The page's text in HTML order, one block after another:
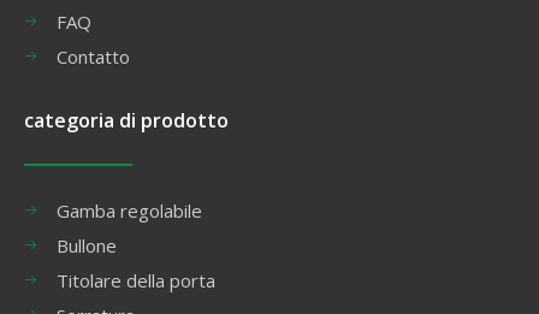
FAQ
Contatto
categoria di prodotto
Gamba regolabile
Bullone
Titolare della porta